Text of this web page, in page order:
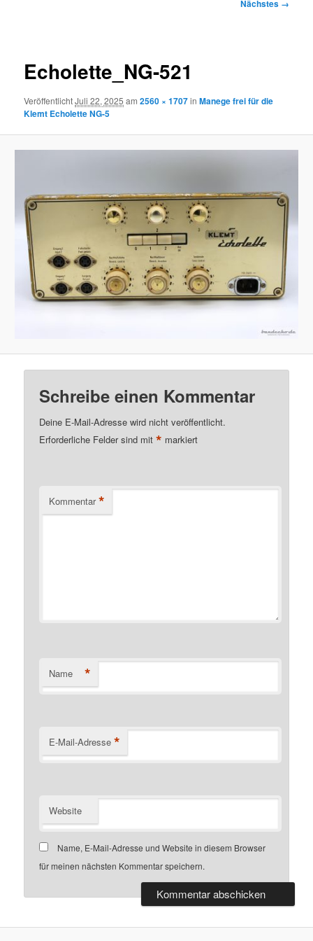
Nächstes →
Echolette_NG-521
VeröffentlichtJuli 22, 2025 am2560 × 1707inManege frei für die
Klemt Echolette NG-5
Schreibe einen Kommentar
Deine E-Mail-Adresse wird nicht veröffentlicht.
Erforderliche Felder sind mit* markiert
Kommentar *
Name *
E-Mail-Adresse *
Website
Name, E-Mail-Adresse und Website in diesem Browser
für meinen nächsten Kommentar speichern.